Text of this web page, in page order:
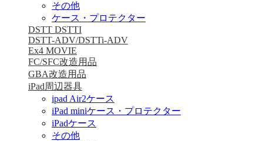
その他
ケース・プロテクター
DSTT DSTTI
DSTT-ADV/DSTTi-ADV
Ex4 MOVIE
FC/SFC改造用品
GBA改造用品
iPad周辺器具
ipad Air2ケース
iPad miniケース・プロテクター
iPadケース
その他